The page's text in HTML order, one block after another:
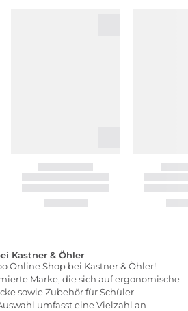
Kastner & Öhler
Online Shop bei Kastner & Öhler!
Marke, die sich auf ergonomische
sowie Zubehör für Schüler
umfasst eine Vielzahl an